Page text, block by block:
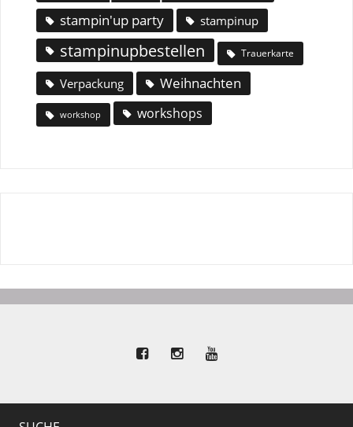
stampin'up party stampinup
stampinupbestellen Trauerkarte
Verpackung Weihnachten
workshop workshops